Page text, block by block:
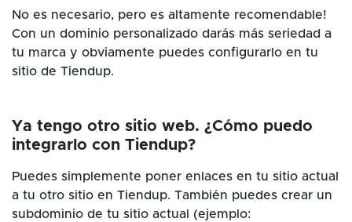
No es necesario, pero es altamente recomendable!
Con un dominio personalizado darás más seriedad a
tu marca y obviamente puedes configurarlo en tu
sitio de Tiendup.
Ya tengo otro sitio web. ¿Cómo puedo
integrarlo con Tiendup?
Puedes simplemente poner enlaces en tu sitio actual
a tu otro sitio en Tiendup. También puedes crear un
subdominio de tu sitio actual (ejemplo: